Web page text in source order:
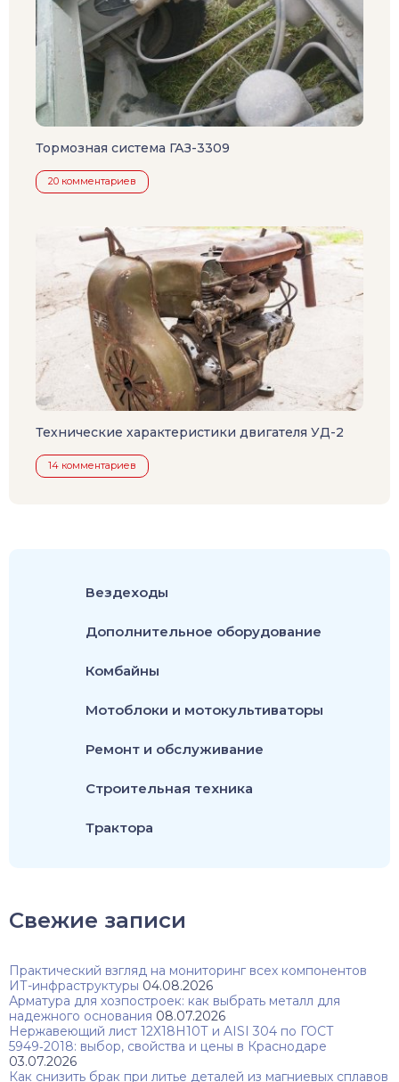
Тормозная система ГАЗ-3309
20 комментариев
Технические характеристики двигателя УД-2
14 комментариев
Вездеходы
Дополнительное оборудование
Комбайны
Мотоблоки и мотокультиваторы
Ремонт и обслуживание
Строительная техника
Трактора
Свежие записи
Практический взгляд на мониторинг всех компонентов
ИТ-инфраструктуры 04.08.2026
Арматура для хозпостроек: как выбрать металл для
надежного основания 08.07.2026
Нержавеющий лист 12Х18Н10Т и AISI 304 по ГОСТ
5949‑2018: выбор, свойства и цены в Краснодаре
03.07.2026
Как снизить брак при литье деталей из магниевых сплавов